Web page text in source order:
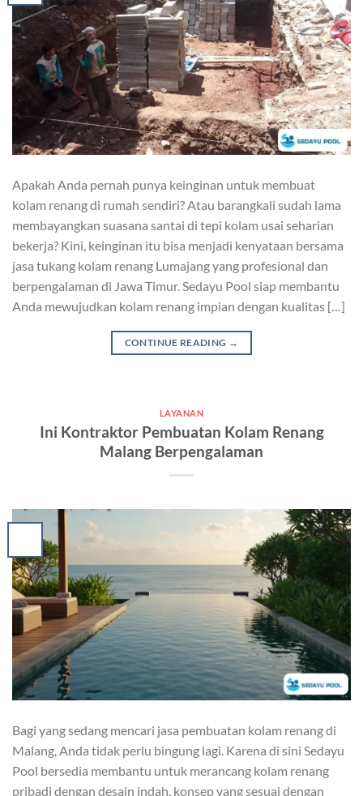
Apakah Anda pernah punya keinginan untuk membuat
kolam renang di rumah sendiri? Atau barangkali sudah lama
membayangkan suasana santai di tepi kolam usai seharian
bekerja? Kini, keinginan itu bisa menjadi kenyataan bersama
jasa tukang kolam renang Lumajang yang profesional dan
berpengalaman di Jawa Timur. Sedayu Pool siap membantu
Anda mewujudkan kolam renang impian dengan kualitas […]
CONTINUE READING →
LAYANAN
Ini Kontraktor Pembuatan Kolam Renang
Malang Berpengalaman
Bagi yang sedang mencari jasa pembuatan kolam renang di
Malang, Anda tidak perlu bingung lagi. Karena di sini Sedayu
Pool bersedia membantu untuk merancang kolam renang
pribadi dengan desain indah, konsep yang sesuai dengan